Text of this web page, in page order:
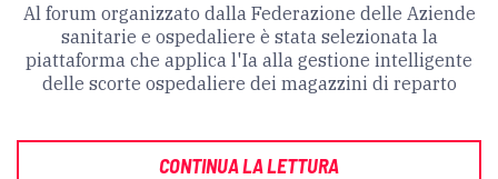
Al forum organizzato dalla Federazione delle Aziende
sanitarie e ospedaliere è stata selezionata la
piattaforma che applica l'Ia alla gestione intelligente
delle scorte ospedaliere dei magazzini di reparto
CONTINUA LA LETTURA